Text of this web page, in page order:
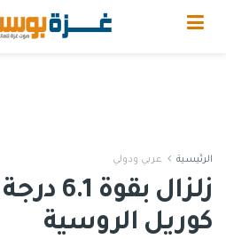
الرئيسية عربي ودولي
زلزال
كوريل الروسية